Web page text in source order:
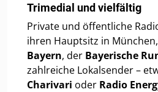
Trimedial und vielfältig
Private und öffentliche
ihren Hauptsitz in
Bayern, der Bayerische
zahlreiche Lokalsender –
Charivari oder Radio